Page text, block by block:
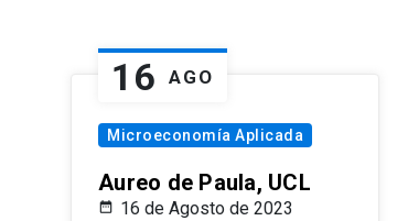
16 AGO
Microeconomía Aplicada
Aureo de Paula, UCL
16 de Agosto de 2023